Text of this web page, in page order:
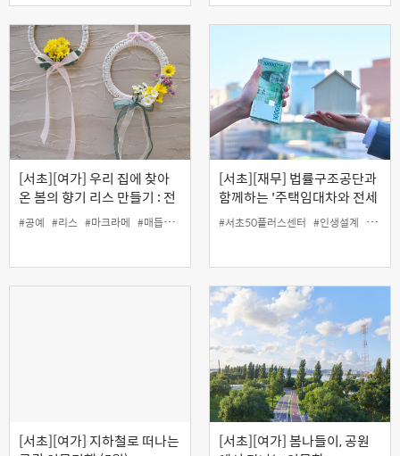
[서초][여가] 우리 집에 찾아
온 봄의 향기 리스 만들기 : 전
통매듭 & 마크라메 공예
#공예 #리스 #마크라메 #매듭 #봄 #여가 #전통
[서초][재무] 법률구조공단과
함께하는 '주택임대차와 전세
사기 피해예방' (온라인)
#서초50플러스센터 #인생설계 #재무
[서초][여가] 지하철로 떠나는
[서초][여가] 봄나들이, 공원